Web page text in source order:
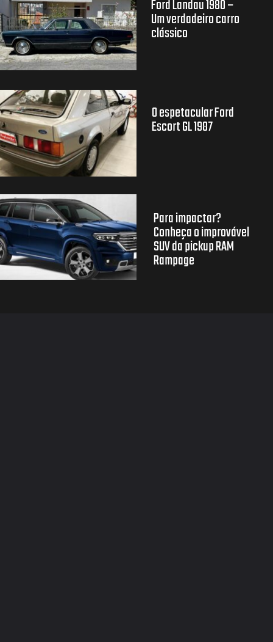
Ford Landau 1980 –
Um verdadeiro carro
clássico
O espetacular Ford
Escort GL 1987
Para impactar?
Conheça o improvável
SUV da pickup RAM
Rampage